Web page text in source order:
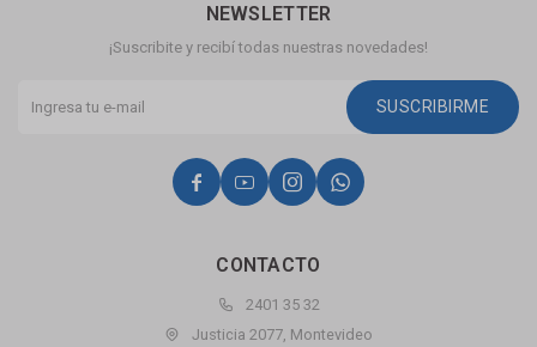
CONTACTO
2401 35 32
Justicia 2077, Montevideo
NEWSLETTER
¡Suscribite y recibí todas nuestras novedades!
SUSCRIBIRME
   